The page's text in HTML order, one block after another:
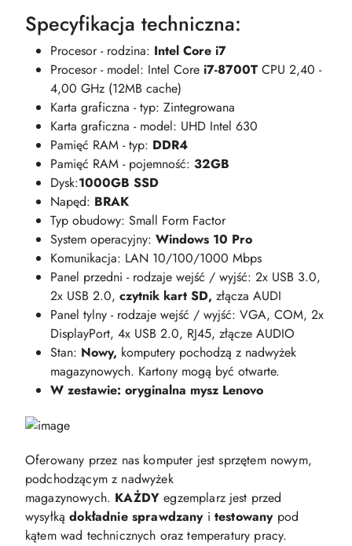
Specyfikacja techniczna:
Procesor - rodzina: Intel Core i7
Procesor - model: Intel Core i7-8700T CPU 2,40 -
4,00 GHz (12MB cache)
Karta graficzna - typ: Zintegrowana
Karta graficzna - model: UHD Intel 630
Pamięć RAM - typ: DDR4
Pamięć RAM - pojemność: 32GB
Dysk:1000GB SSD
Napęd: BRAK
Typ obudowy: Small Form Factor
System operacyjny: Windows 10 Pro
Komunikacja: LAN 10/100/1000 Mbps
Panel przedni - rodzaje wejść / wyjść: 2x USB 3.0,
2x USB 2.0, czytnik kart SD, złącza AUDI
Panel tylny - rodzaje wejść / wyjść: VGA, COM, 2x
DisplayPort, 4x USB 2.0, RJ45, złącze AUDIO
Stan: Nowy, komputery pochodzą z nadwyżek
magazynowych. Kartony mogą być otwarte.
W zestawie: oryginalna mysz Lenovo
Oferowany przez nas komputer jest sprzętem nowym,
podchodzącym z nadwyżek
magazynowych. KAŻDY egzemplarz jest przed
wysyłkądokładnie sprawdzanyi testowanypod
kątem wad technicznych oraz temperatury pracy.